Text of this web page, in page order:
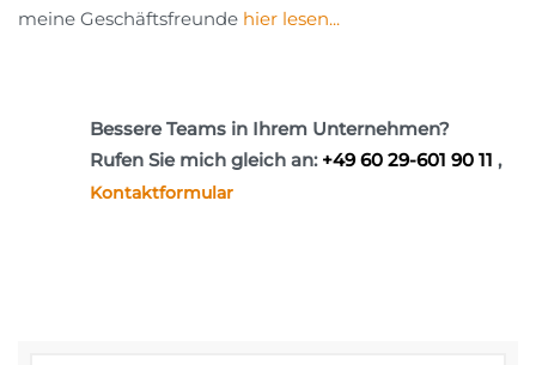
meine Geschäftsfreunde hier lesen...
Bessere Teams in Ihrem Unternehmen?
Rufen Sie mich gleich an: +49 60 29-601 90 11 ,
Kontaktformular